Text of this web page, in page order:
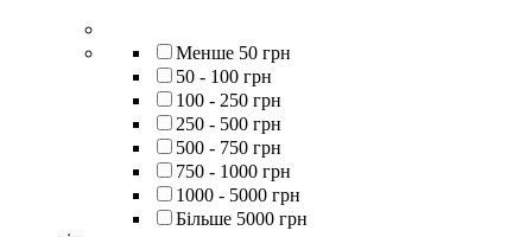
Менше 50 грн
50 - 100 грн
100 - 250 грн
250 - 500 грн
500 - 750 грн
750 - 1000 грн
1000 - 5000 грн
Більше 5000 грн